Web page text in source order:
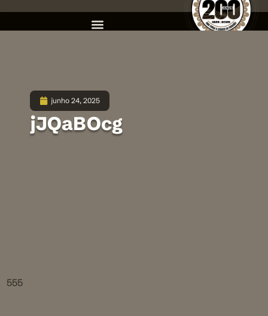
junho 24, 2025
jJQaBOcg
555